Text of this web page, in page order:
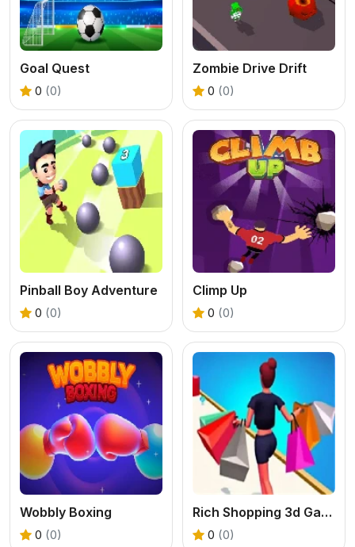
Goal Quest
0 (0)
Zombie Drive Drift
0 (0)
Pinball Boy Adventure
0 (0)
Climp Up
0 (0)
Wobbly Boxing
0 (0)
Rich Shopping 3d Game
0 (0)